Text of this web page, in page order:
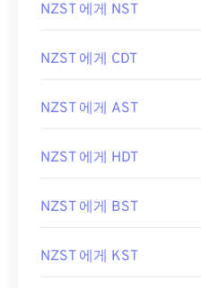
NZST 에게 NST
NZST 에게 CDT
NZST 에게 AST
NZST 에게 HDT
NZST 에게 BST
NZST 에게 KST